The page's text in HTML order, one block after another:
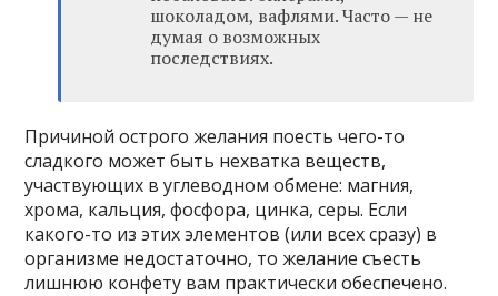
шоколадом, вафлями. Часто — не
думая о возможных
последствиях.
Причиной острого желания поесть чего-то
сладкого может быть нехватка веществ,
участвующих в углеводном обмене: магния,
хрома, кальция, фосфора, цинка, серы. Если
какого-то из этих элементов (или всех сразу) в
организме недостаточно, то желание съесть
лишнюю конфету вам практически обеспечено.